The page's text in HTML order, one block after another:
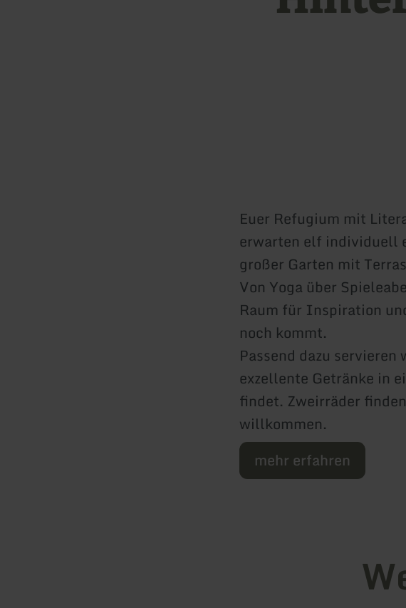
Euer Refugium mit
erwarten elf individuell
großer Garten mit
Von Yoga über
Raum für Inspiration
noch kommt.
Passend dazu
exzellente Getränke in
findet. Zweirräder
willkommen.
mehr erfahren